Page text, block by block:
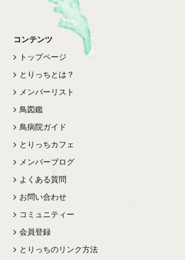
コンテンツ
トップページ
とりっちとは？
メンバーリスト
鳥図鑑
鳥病院ガイド
とりっちカフェ
メンバーブログ
よくある質問
お問い合わせ
コミュニティー
会員登録
とりっちのリンク方法